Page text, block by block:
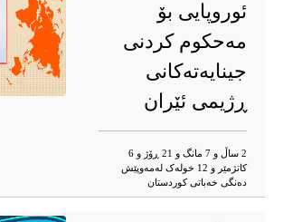
ئوروپایی بۆ
مەحکوم کردنی
جینایەتەکانی
ڕژیمی ئێران
2 ساڵ و 7 مانگ و 21 ڕۆژ و 6
کاتژمێر و 12 خوله‌ک له‌مه‌وپێش‌
دەنگی خەباتی کوردستان